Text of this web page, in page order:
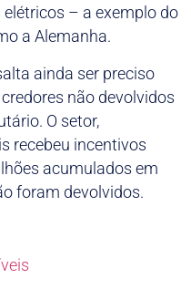
– a exemplo do
a Alemanha.
ainda ser preciso
não devolvidos
O setor,
recebeu incentivos
acumulados em
foram devolvidos.